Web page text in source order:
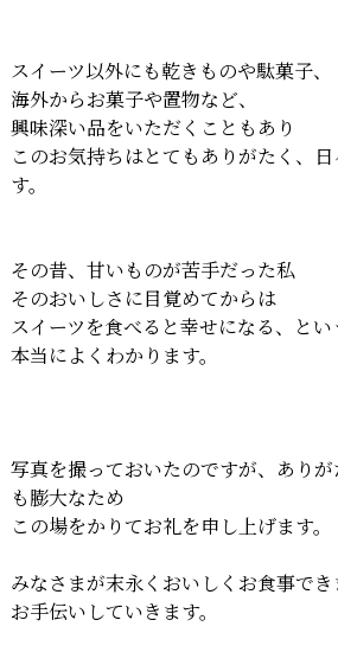
スイーツ以外にも乾きものや駄菓子、
海外からお菓子や置物など、
興味深い品をいただくこともあり
このお気持ちはとてもありがたく、
す。
その昔、甘いものが苦手だった私
そのおいしさに目覚めてからは
スイーツを食べると幸せになる、と
本当によくわかります。
写真を撮っておいたのですが、あり
も膨大なため
この場をかりてお礼を申し上げます。
みなさまが末永くおいしくお食事でき
お手伝いしていきます。